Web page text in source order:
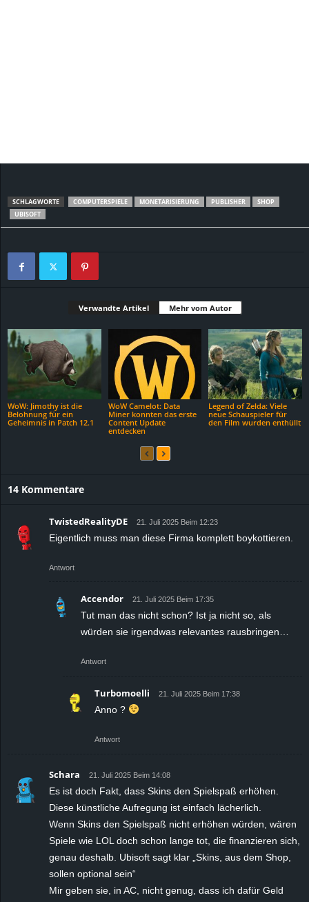
SCHLAGWORTE COMPUTERSPIELE MONETARISIERUNG PUBLISHER
SHOP
UBISOFT
Verwandte Artikel Mehr vom Autor
WoW: Jimothy ist die
Belohnung für ein
Geheimnis in Patch 12.1
WoW Camelot: Data
Miner konnten das erste
Content Update
entdecken
Legend of Zelda: Viele
neue Schauspieler für
den Film wurden enthüllt
14 Kommentare
TwistedRealityDE 21. Juli 2025 Beim 12:23
Eigentlich muss man diese Firma komplett boykottieren.
Antwort
Accendor 21. Juli 2025 Beim 17:35
Tut man das nicht schon? Ist ja nicht so, als
würden sie irgendwas relevantes rausbringen…
Antwort
Turbomoelli 21. Juli 2025 Beim 17:38
Anno ?
Antwort
Schara 21. Juli 2025 Beim 14:08
Es ist doch Fakt, dass Skins den Spielspaß erhöhen.
Diese künstliche Aufregung ist einfach lächerlich.
Wenn Skins den Spielspaß nicht erhöhen würden, wären
Spiele wie LOL doch schon lange tot, die finanzieren sich,
genau deshalb. Ubisoft sagt klar „Skins, aus dem Shop,
sollen optional sein“
Mir geben sie, in AC, nicht genug, dass ich dafür Geld